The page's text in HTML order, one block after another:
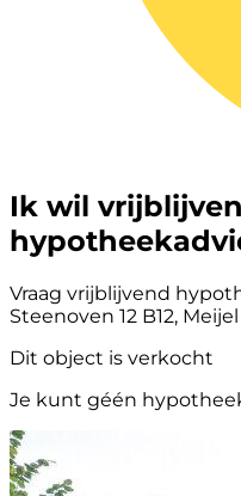
Ik wil
Vraag vrijblijvend
Steenoven 12 B12, Meijel
Dit object is verkocht
Je kunt géén